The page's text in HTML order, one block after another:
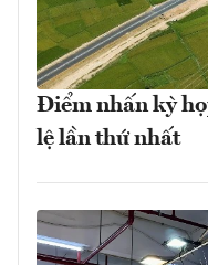
Điểm nhấn kỳ
lệ lần thứ nhất